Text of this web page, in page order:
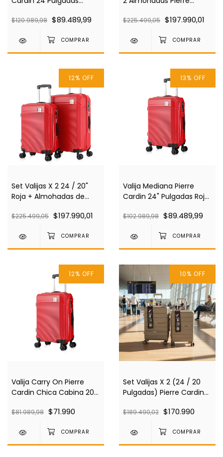
$120.989,98 $89.489,99 $225.499,05 $197.990,01
12% OFF
Set Valijas X 2 24 / 20"
Roja + Almohadas de
Pc4035
$225.499,05 $197.990,01
13% OFF
Valija Mediana Pierre
Cardin 24" Pulgadas Roja
$102.989,98 $89.489,99
12% OFF
Valija Carry On Pierre
Cardin Chica Cabina 20"
$81.989,98 $71.990
10% OFF
Set Valijas X 2 (24 / 20
Pulgadas) Pierre Cardin
$189.490,02 $170.990